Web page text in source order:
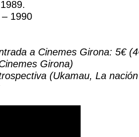
1990
a Cinemes Girona: 5€
Girona)
(Ukamau, La